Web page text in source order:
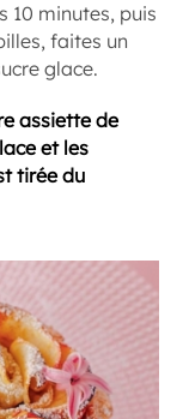
10 minutes, puis
faites un
glace.
assiette de
et les
tirée du